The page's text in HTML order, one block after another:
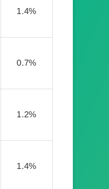
1.4%
0.7%
1.2%
1.4%